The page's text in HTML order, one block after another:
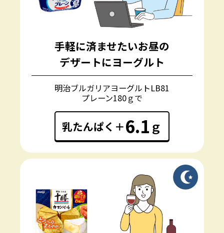
手軽に済ませたいお昼の
デザートにヨーグルト
明治ブルガリアヨーグルトLB81
プレーン180ｇで
乳たんぱく＋6.1 ｇ